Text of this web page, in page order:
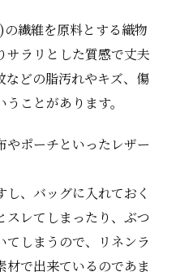
の繊維を原料とする織物
サラリとした質感で丈夫
などの脂汚れやキズ、傷
ことがあります。
やポーチといったレザー
、バッグに入れておく
スレてしまったり、ぶつ
てしまうので、リネンラ
材で出来ているのであま